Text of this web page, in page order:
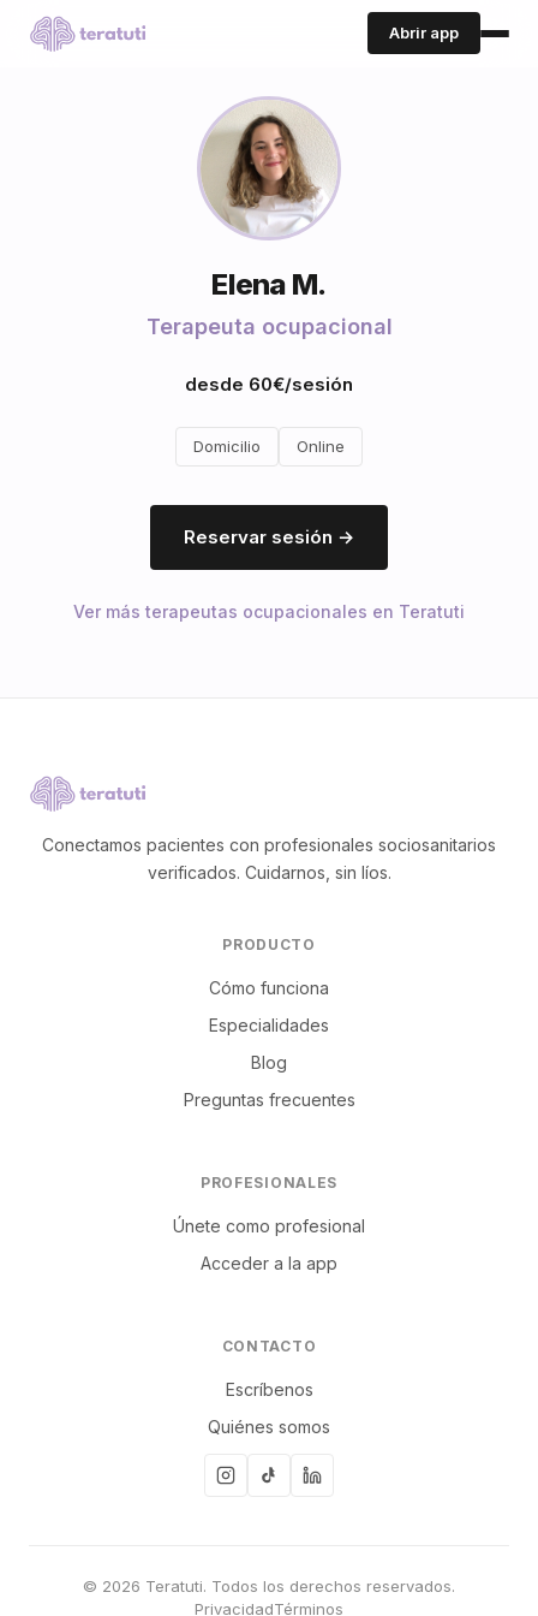
Abrir app
Elena M.
Terapeuta ocupacional
desde 60€/sesión
Domicilio Online
Reservar sesión →
Ver más terapeutas ocupacionales en Teratuti
Conectamos pacientes con profesionales sociosanitarios
verificados. Cuidarnos, sin líos.
PRODUCTO
Cómo funciona
Especialidades
Blog
Preguntas frecuentes
PROFESIONALES
Únete como profesional
Acceder a la app
CONTACTO
Escríbenos
Quiénes somos
© 2026 Teratuti. Todos los derechos reservados.
PrivacidadTérminos